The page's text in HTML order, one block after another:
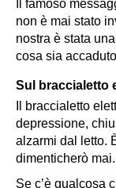
Il famoso
non è mai stato
nostra è stata
cosa sia
Sul braccialetto
Il braccialetto
depressione,
alzarmi dal letto.
dimenticherò mai.
Se c’è qualcosa